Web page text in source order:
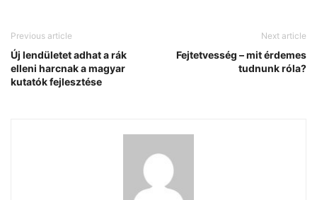
Previous article
Új lendületet adhat a rák
elleni harcnak a magyar
kutatók fejlesztése
Next article
Fejtetvesség – mit érdemes
tudnunk róla?